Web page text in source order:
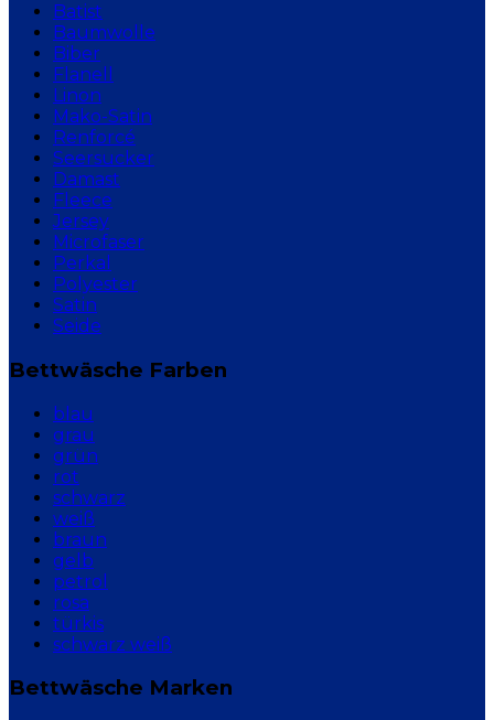
Batist
Baumwolle
Biber
Flanell
Linon
Mako-Satin
Renforcé
Seersucker
Damast
Fleece
Jersey
Microfaser
Perkal
Polyester
Satin
Seide
Bettwäsche Farben
blau
grau
grün
rot
schwarz
weiß
braun
gelb
petrol
rosa
türkis
schwarz weiß
Bettwäsche Marken